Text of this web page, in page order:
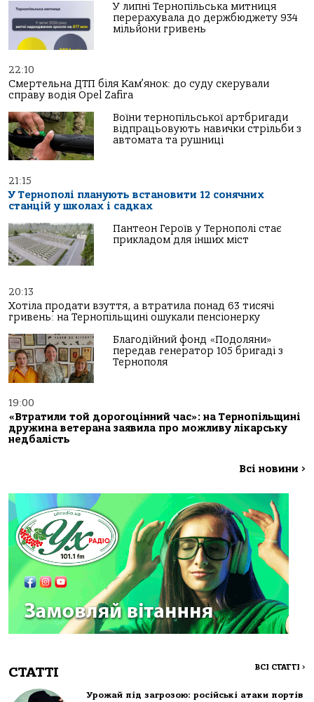
У липні Тернопільська митниця
перерахувала до держбюджету 934
мільйони гривень
22:10
Смертельна ДТП біля Кам’янок: до суду скерували
справу водія Opel Zafira
Воїни тернопільської артбригади
відпрацьовують навички стрільби з
автомата та рушниці
21:15
У Тернополі планують встановити 12 сонячних
станцій у школах і садках
Пантеон Героїв у Тернополі стає
прикладом для інших міст
20:13
Хотіла продати взуття, а втратила понад 63 тисячі
гривень: на Тернопільщині ошукали пенсіонерку
Благодійний фонд «Подоляни»
передав генератор 105 бригаді з
Тернополя
19:00
«Втратили той дорогоцінний час»: на Тернопільщині
дружина ветерана заявила про можливу лікарську
недбалість
Всі новини >
СТАТТІ ВСІ СТАТТІ >
Урожай під загрозою: російські атаки портів